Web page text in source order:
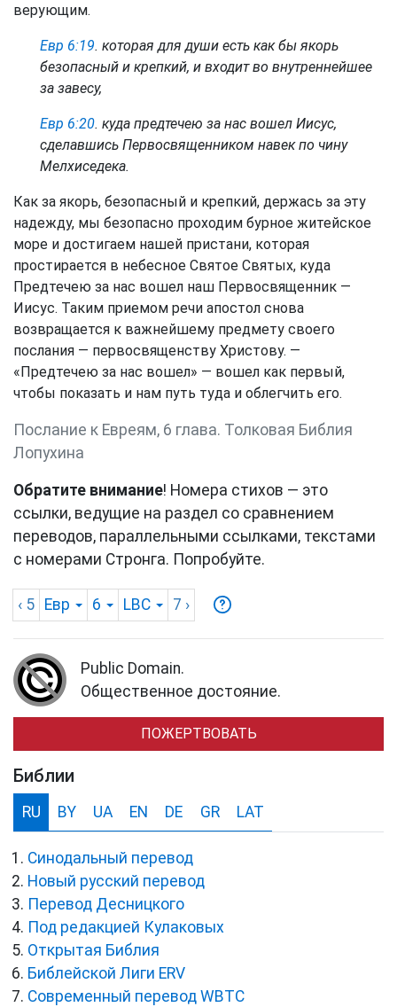
верующим.
Евр 6:19. которая для души есть как бы якорь
безопасный и крепкий, и входит во внутреннейшее
за завесу,
Евр 6:20. куда предтечею за нас вошел Иисус,
сделавшись Первосвященником навек по чину
Мелхиседека.
Как за якорь, безопасный и крепкий, держась за эту
надежду, мы безопасно проходим бурное житейское
море и достигаем нашей пристани, которая
простирается в небесное Святое Святых, куда
Предтечею за нас вошел наш Первосвященник —
Иисус. Таким приемом речи апостол снова
возвращается к важнейшему предмету своего
послания — первосвященству Христову. —
«Предтечею за нас вошел» — вошел как первый,
чтобы показать и нам путь туда и облегчить его.
Послание к Евреям, 6 глава. Толковая Библия
Лопухина
Обратите внимание! Номера стихов — это
ссылки, ведущие на раздел со сравнением
переводов, параллельными ссылками, текстами
с номерами Стронга. Попробуйте.
‹ 5 Евр 6 LBC 7 ›
Public Domain.
Общественное достояние.
ПОЖЕРТВОВАТЬ
Библии
RU BY UA EN DE GR LAT
Синодальный перевод
Новый русский перевод
Перевод Десницкого
Под редакцией Кулаковых
Открытая Библия
Библейской Лиги ERV
Cовременный перевод WBTC